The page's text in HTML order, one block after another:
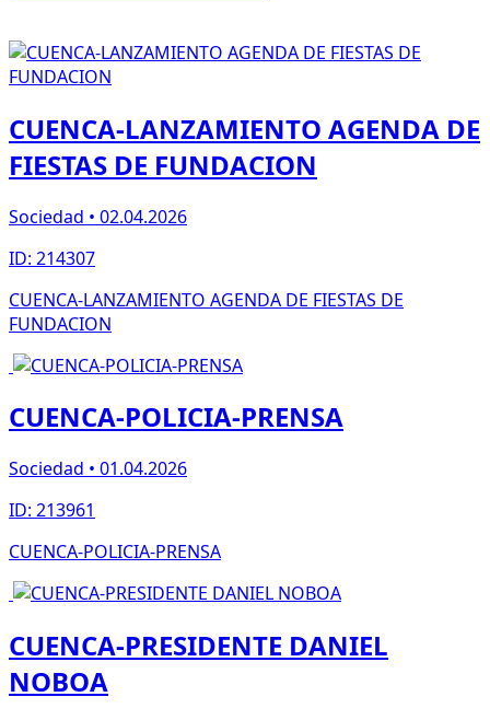
CUENCA-LANZAMIENTO AGENDA DE
FIESTAS DE FUNDACION
Sociedad • 02.04.2026
ID: 214307
CUENCA-LANZAMIENTO AGENDA DE FIESTAS DE
FUNDACION
CUENCA-POLICIA-PRENSA
Sociedad • 01.04.2026
ID: 213961
CUENCA-POLICIA-PRENSA
CUENCA-PRESIDENTE DANIEL
NOBOA